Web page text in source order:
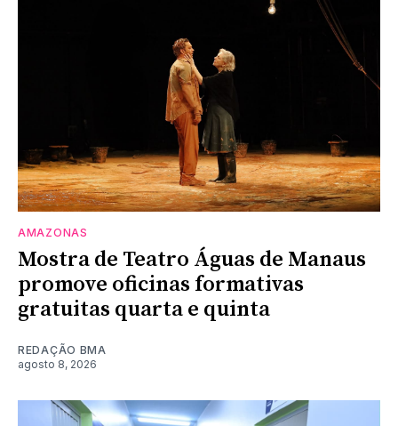
AMAZONAS
Mostra de Teatro Águas de Manaus
promove oficinas formativas
gratuitas quarta e quinta
REDAÇÃO BMA
agosto 8, 2026